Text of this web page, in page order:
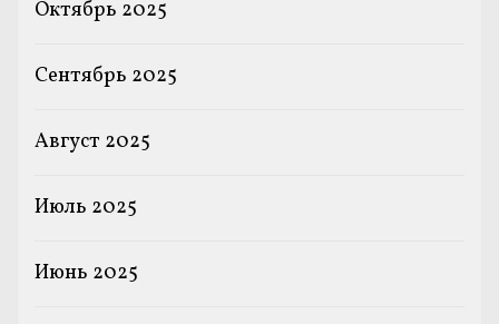
Октябрь 2025
Сентябрь 2025
Август 2025
Июль 2025
Июнь 2025